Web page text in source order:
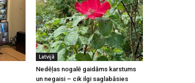
Latvijā
Nedēļas nogalē gaidāms karstums
un negaisi – cik ilgi saglabāsies